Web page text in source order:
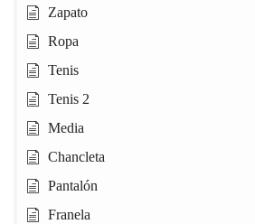
Zapato
Ropa
Tenis
Tenis 2
Media
Chancleta
Pantalón
Franela